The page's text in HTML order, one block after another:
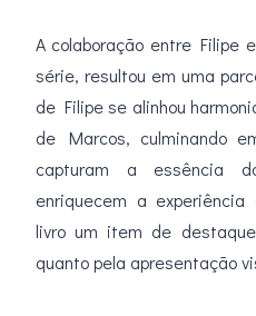
A colaboração entre Filipe
série, resultou em uma
de Filipe se alinhou
de Marcos, culminando
capturam a essência
enriquecem a
livro um item de
quanto pela apresentação